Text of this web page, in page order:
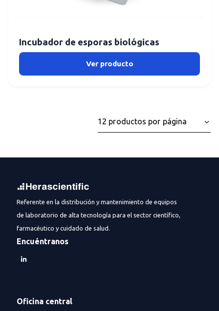
Incubador de esporas biológicas
Ver producto
Referente en la distribución y mantenimiento de equipos
de laboratorio de alta tecnología para el sector científico,
farmacéutico y cuidado de salud.
Encuéntranos
Oficina central